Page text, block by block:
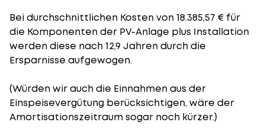
Bei durchschnittlichen Kostenvon 18.385,57 € für
die Komponenten der PV-Anlage plus Installation
werden diese nach 12,9 Jahren durch die
Ersparnisse aufgewogen.
(Würden wir auch die Einnahmen aus der
Einspeisevergütung berücksichtigen, wäre der
Amortisationszeitraumsogar noch kürzer.)